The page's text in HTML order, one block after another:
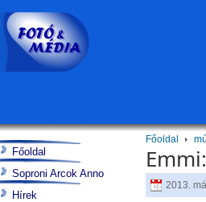
Főoldal
2013.
Főoldal
Soproni Arcok Anno
Hírek